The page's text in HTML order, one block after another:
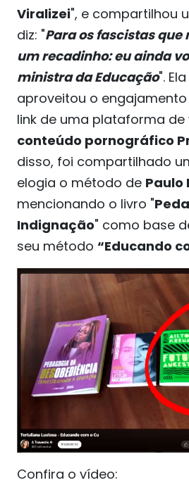
Viralizei", e compartilhou
diz: "Para os fascistas que
um recadinho: eu ainda
ministra da Educação".
aproveitou o
link de uma plataforma de
conteúdo pornográfico
disso, foi compartilhado
elogia o método de Paulo
mencionando o livro "
Indignação" como base
seu método “Educando
Confira o vídeo: